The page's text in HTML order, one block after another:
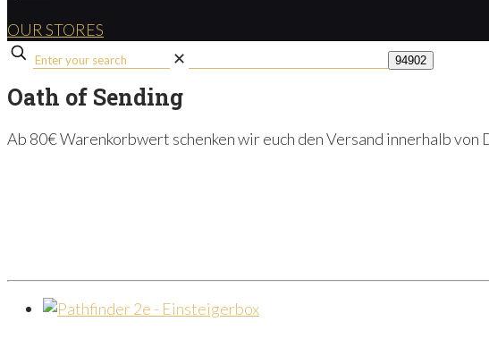
OUR STORES
✕
Oath of Sending
Ab 80€ Warenkorbwert schenken wir euch den Versand innerhalb